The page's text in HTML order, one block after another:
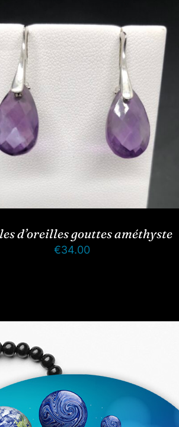
d’oreilles gouttes améthyste
€34.00